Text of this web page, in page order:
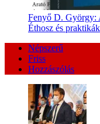
Fenyő D. György:
Éthosz és praktikák
Népszerű
Friss
Hozzászólás